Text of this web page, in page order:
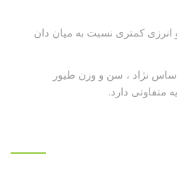
و انرزی کمتری نسبت به میان دان
نژاد ، سن و وزن طیور
متفاوتی دارد.